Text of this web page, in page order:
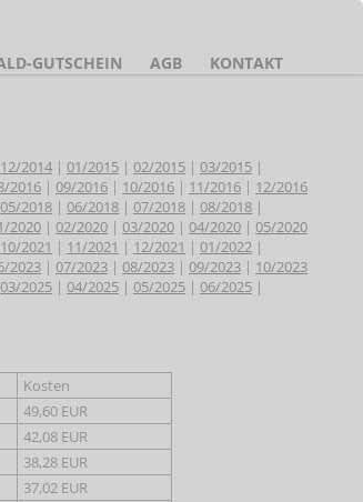
GUTSCHEIN AGB KONTAKT
12/2014 | 01/2015 | 02/2015 | 03/2015 |
2016 | 09/2016 | 10/2016 | 11/2016 | 12/2016
05/2018 | 06/2018 | 07/2018 | 08/2018 |
2020 | 02/2020 | 03/2020 | 04/2020 | 05/2020
10/2021 | 11/2021 | 12/2021 | 01/2022 |
2023 | 07/2023 | 08/2023 | 09/2023 | 10/2023
03/2025 | 04/2025 | 05/2025 | 06/2025 |
Kosten
49,60 EUR
42,08 EUR
38,28 EUR
37,02 EUR